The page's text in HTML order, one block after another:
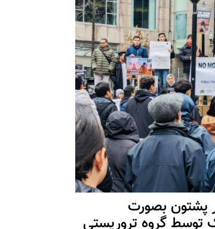
پشتون بصورت
توسط گروه تروریستی